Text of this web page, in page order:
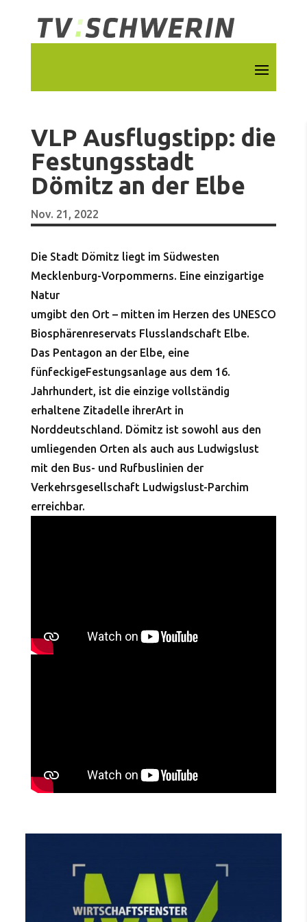
VLP Ausflugstipp: die
Festungsstadt
Dömitz an der Elbe
Nov. 21, 2022
Die Stadt Dömitz liegt im Südwesten
Mecklenburg-Vorpommerns. Eine einzigartige
Natur
umgibt den Ort – mitten im Herzen des UNESCO
Biosphärenreservats Flusslandschaft Elbe.
Das Pentagon an der Elbe, eine
fünfeckigeFestungsanlage aus dem 16.
Jahrhundert, ist die einzige vollständig
erhaltene Zitadelle ihrerArt in
Norddeutschland. Dömitz ist sowohl aus den
umliegenden Orten als auch aus Ludwigslust
mit den Bus- und Rufbuslinien der
Verkehrsgesellschaft Ludwigslust-Parchim
erreichbar.